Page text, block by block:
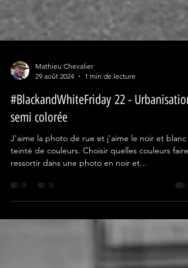
Mathieu Chevalier
29 août 2024
1 min de lecture
semi colorée
J'aime la photo de rue et j'aime le noir et blanc
ressortir dans une photo en noir et...